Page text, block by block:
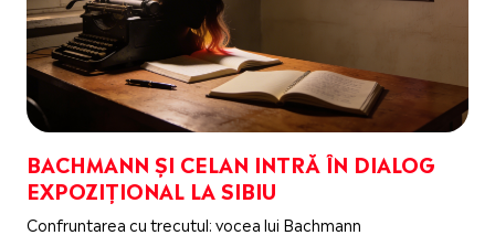
BACHMANN ȘI CELAN INTRĂ ÎN DIALOG
EXPOZIȚIONAL LA SIBIU
Confruntarea cu trecutul: vocea lui Bachmann